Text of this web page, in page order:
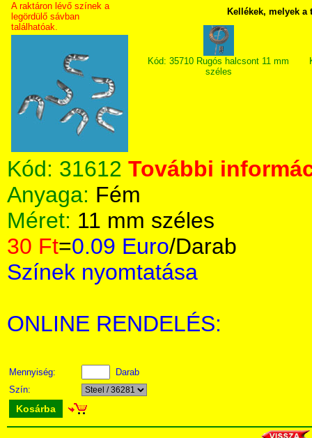
A raktáron lévő színek a
legördülő sávban
találhatóak.
Kellékek, melyek
Kód: 35710 Rugós halcsont 11 mm
széles
Kód: 31612 További
Anyaga: Fém
Méret: 11 mm széles
30 Ft=0.09 Euro/Darab
Színek nyomtatása
ONLINE RENDELÉS:
Mennyiség:
Darab
Szín:
Kosárba